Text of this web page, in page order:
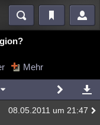
Mystery Kriminalfälle
Mehr
08.05.2011 um 21:47